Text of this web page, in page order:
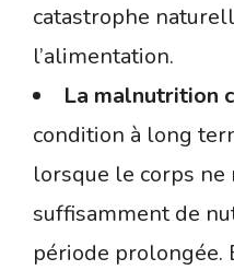
catastrophe
l’alimentation.
La malnutrition
condition à long
lorsque le corps ne
suffisamment de
période prolongée.